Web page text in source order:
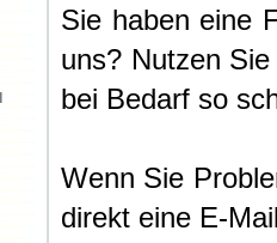
Sie haben eine
uns? Nutzen
bei Bedarf so
Wenn Sie
direkt eine E-